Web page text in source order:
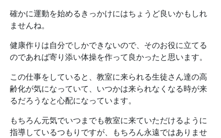
確かに運動を始めるきっかけにはちょうど良いかもしれ
ませんね。
健康作りは自分でしかできないので、そのお役に立てる
のであれば寄り添い体操を作って良かったと思います。
この仕事をしていると、教室に来られる生徒さん達の高
齢化が気になっていて、いつかは来られなくなる時が来
るだろうなと心配になっています。
もちろん元気でいつまでも教室に来ていただけるように
指導しているつもりですが、もちろん永遠ではありませ